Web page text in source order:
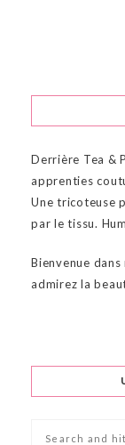
Derrière Tea &
apprenties
Une tricoteuse
par le tissu.
Bienvenue
admirez la